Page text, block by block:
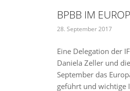
BPBB IM
28. September 2017
Eine Delegation der
Daniela Zeller und
September das
geführt und wichtige